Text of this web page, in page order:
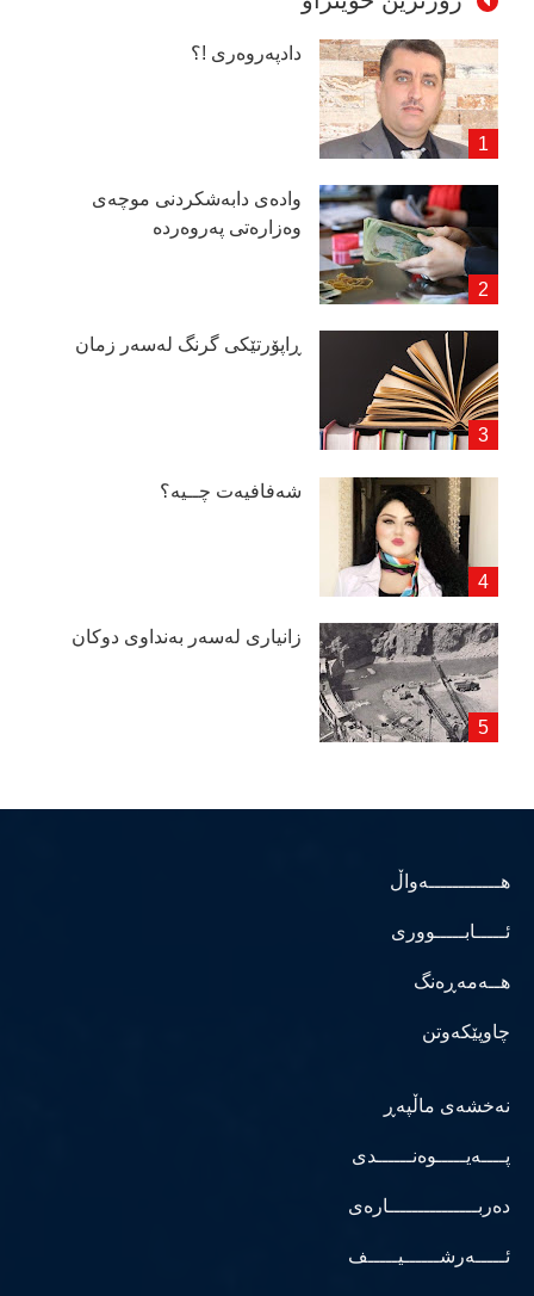
دادپەروەری !؟
وادەی دابەشكردنی موچەی
وەزارەتی پەروەردە
ڕاپۆرتێكی گرنگ لەسەر زمان
شەفافیەت چــیە؟
زانیاری لەسەر بەنداوی دوكان
هــــــــــــەواڵ
ئـــــابـــــووری
هــەمەڕەنگ
چاوپێکەوتن
نەخشەی ماڵپەڕ
پــــەیـــــوەنــــــدی
دەربـــــــــــــــارەی
ئـــــەرشــــــیـــــف